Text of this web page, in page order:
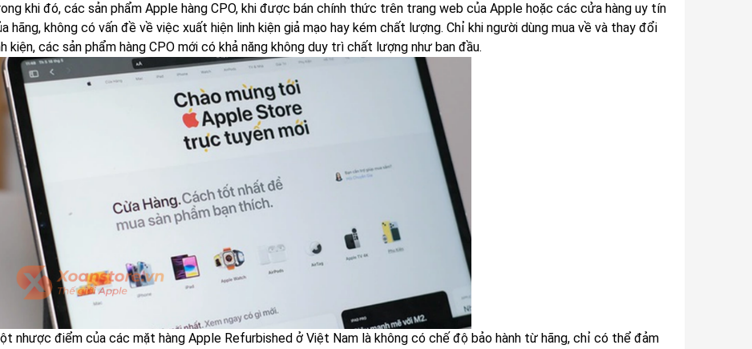
khi đó, các sản phẩm Apple hàng CPO, khi được bán chính thức trên trang web của Apple hoặc các cửa hàng uy tín
hãng, không có vấn đề về việc xuất hiện linh kiện giả mạo hay kém chất lượng. Chỉ khi người dùng mua về và thay đổi
kiện, các sản phẩm hàng CPO mới có khả năng không duy trì chất lượng như ban đầu.
nhược điểm của các mặt hàng Apple Refurbished ở Việt Nam là không có chế độ bảo hành từ hãng, chỉ có thể đảm